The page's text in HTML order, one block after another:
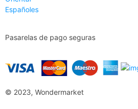
Españoles
Pasarelas de pago seguras
© 2023, Wondermarket